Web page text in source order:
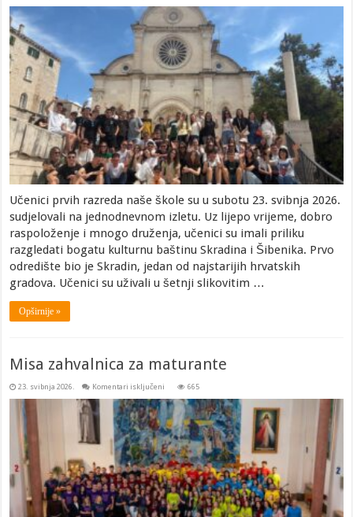
prvih
razreda
u
Šibenik
i
Skradin
Učenici prvih razreda naše škole su u subotu 23. svibnja 2026.
sudjelovali na jednodnevnom izletu. Uz lijepo vrijeme, dobro
raspoloženje i mnogo druženja, učenici su imali priliku
razgledati bogatu kulturnu baštinu Skradina i Šibenika. Prvo
odredište bio je Skradin, jedan od najstarijih hrvatskih
gradova. Učenici su uživali u šetnji slikovitim …
Opširnije »
Misa zahvalnica za maturante
23. svibnja 2026. Komentari isključeni
zahvalnica
za
maturante
665